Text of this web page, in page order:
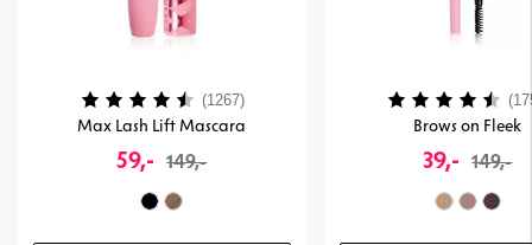
Max Lash Lift Mascara
59,- 149,-
Vurdering: (1267) 4.1 ud af 5 stjerner
Brows on Fleek
39,- 149,-
Vurdering: